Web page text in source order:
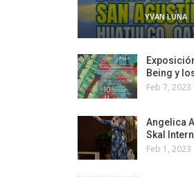
YVAN LUNA
Being y
Feb 7, 2023
Angelica
Skal
Feb 1, 2023